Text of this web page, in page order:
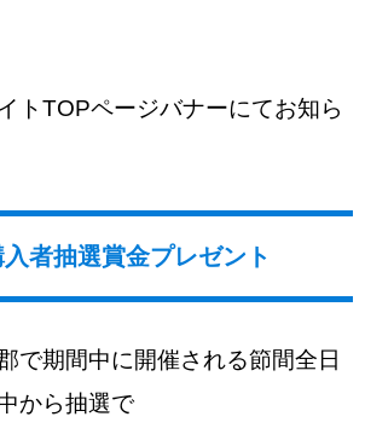
トTOPページバナーにてお知ら
者抽選賞金プレゼント
で期間中に開催される節間全日
から抽選で